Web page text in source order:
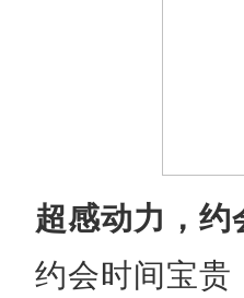
超感动力，
约会时间宝贵